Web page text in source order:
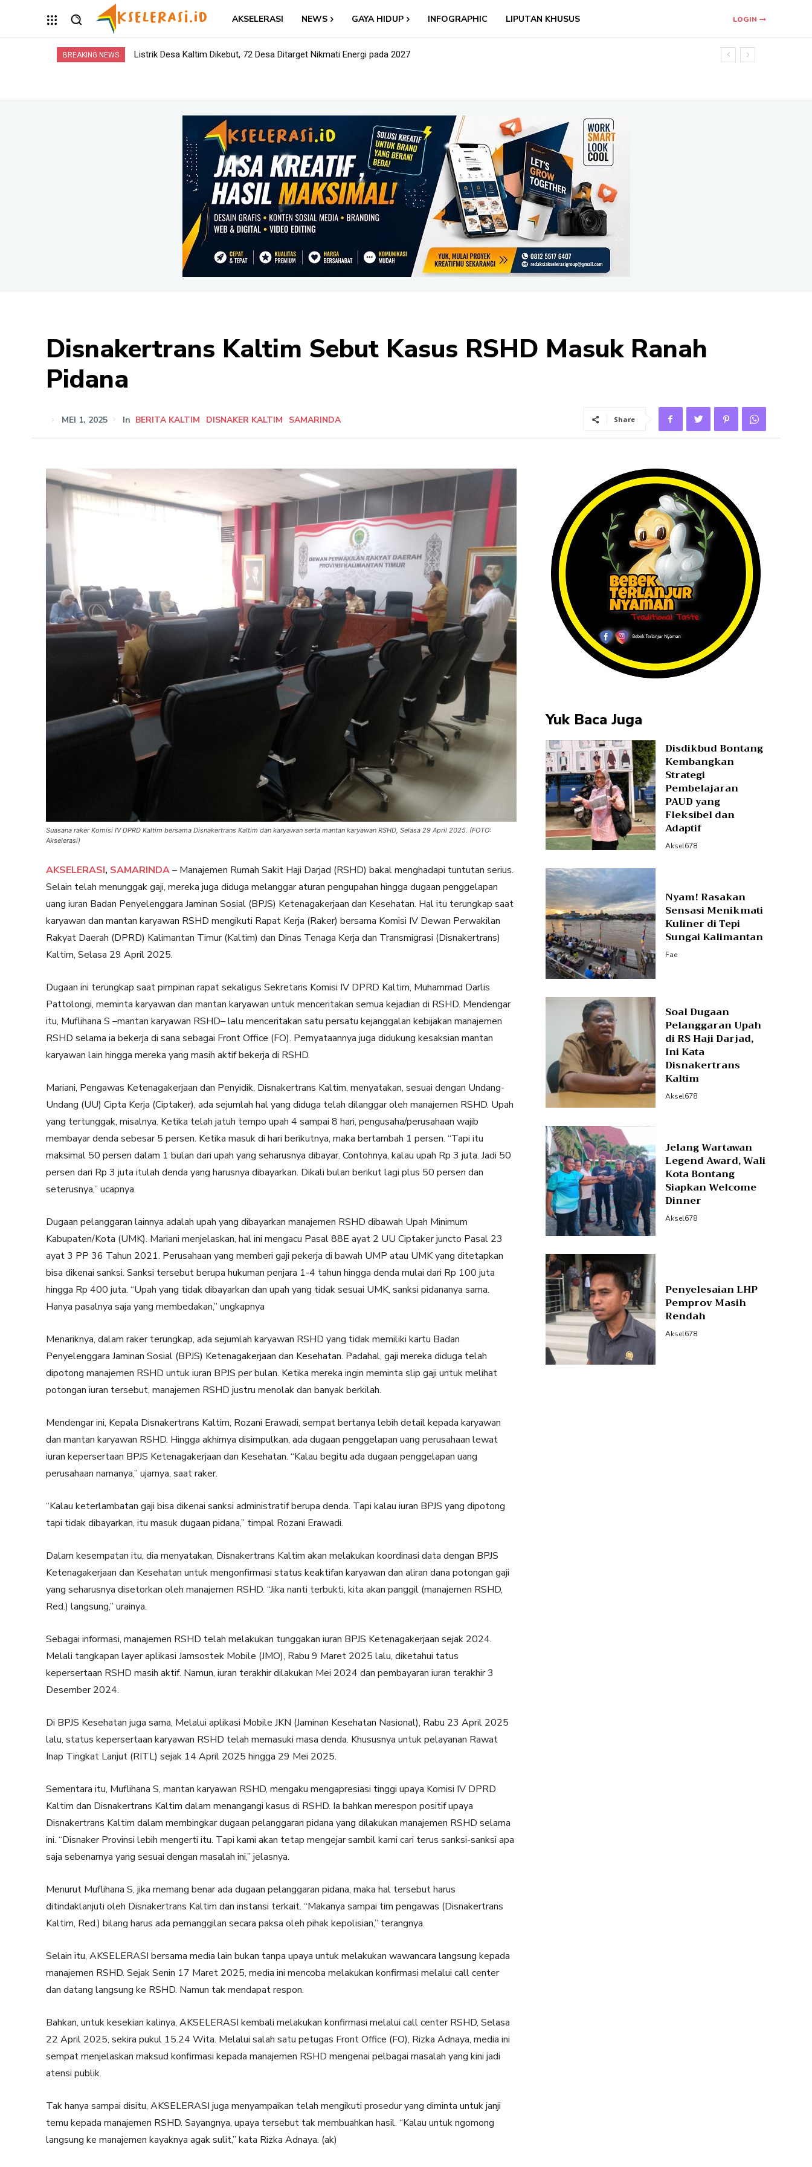
AKSELERASI NEWS GAYA HIDUP INFOGRAPHIC LIPUTAN KHUSUS LOGIN
BREAKING NEWS Listrik Desa Kaltim Dikebut, 72 Desa Ditarget Nikmati Energi pada 2027
Opini: Dari Plaza Mulia ke Go Mall: Nama Baru, Ujian Lama
Disnakertrans Kaltim Sebut Kasus RSHD Masuk Ranah
Pidana
MEI 1, 2025 In BERITA KALTIM DISNAKER KALTIM SAMARINDA Share
Suasana raker Komisi IV DPRD Kaltim bersama Disnakertrans Kaltim dan karyawan serta mantan karyawan RSHD, Selasa 29 April 2025. (FOTO:
Akselerasi)
AKSELERASI, SAMARINDA– Manajemen Rumah Sakit Haji Darjad (RSHD) bakal menghadapi tuntutan serius.
Selain telah menunggak gaji, mereka juga diduga melanggar aturan pengupahan hingga dugaan penggelapan
uang iuran Badan Penyelenggara Jaminan Sosial (BPJS) Ketenagakerjaan dan Kesehatan. Hal itu terungkap saat
karyawan dan mantan karyawan RSHD mengikuti Rapat Kerja (Raker) bersama Komisi IV Dewan Perwakilan
Rakyat Daerah (DPRD) Kalimantan Timur (Kaltim) dan Dinas Tenaga Kerja dan Transmigrasi (Disnakertrans)
Kaltim, Selasa 29 April 2025.
Dugaan ini terungkap saat pimpinan rapat sekaligus Sekretaris Komisi IV DPRD Kaltim, Muhammad Darlis
Pattolongi, meminta karyawan dan mantan karyawan untuk menceritakan semua kejadian di RSHD. Mendengar
itu, Muflihana S –mantan karyawan RSHD– lalu menceritakan satu persatu kejanggalan kebijakan manajemen
RSHD selama ia bekerja di sana sebagai Front Office (FO). Pernyataannya juga didukung kesaksian mantan
karyawan lain hingga mereka yang masih aktif bekerja di RSHD.
Mariani, Pengawas Ketenagakerjaan dan Penyidik, Disnakertrans Kaltim, menyatakan, sesuai dengan Undang-
Undang (UU) Cipta Kerja (Ciptaker), ada sejumlah hal yang diduga telah dilanggar oleh manajemen RSHD. Upah
yang tertunggak, misalnya. Ketika telah jatuh tempo upah 4 sampai 8 hari, pengusaha/perusahaan wajib
membayar denda sebesar 5 persen. Ketika masuk di hari berikutnya, maka bertambah 1 persen. “Tapi itu
maksimal 50 persen dalam 1 bulan dari upah yang seharusnya dibayar. Contohnya, kalau upah Rp 3 juta. Jadi 50
persen dari Rp 3 juta itulah denda yang harusnya dibayarkan. Dikali bulan berikut lagi plus 50 persen dan
seterusnya,” ucapnya.
Dugaan pelanggaran lainnya adalah upah yang dibayarkan manajemen RSHD dibawah Upah Minimum
Kabupaten/Kota (UMK). Mariani menjelaskan, hal ini mengacu Pasal 88E ayat 2 UU Ciptaker juncto Pasal 23
ayat 3 PP 36 Tahun 2021. Perusahaan yang memberi gaji pekerja di bawah UMP atau UMK yang ditetapkan
bisa dikenai sanksi. Sanksi tersebut berupa hukuman penjara 1-4 tahun hingga denda mulai dari Rp 100 juta
hingga Rp 400 juta. “Upah yang tidak dibayarkan dan upah yang tidak sesuai UMK, sanksi pidananya sama.
Hanya pasalnya saja yang membedakan,” ungkapnya
Menariknya, dalam raker terungkap, ada sejumlah karyawan RSHD yang tidak memiliki kartu Badan
Penyelenggara Jaminan Sosial (BPJS) Ketenagakerjaan dan Kesehatan. Padahal, gaji mereka diduga telah
dipotong manajemen RSHD untuk iuran BPJS per bulan. Ketika mereka ingin meminta slip gaji untuk melihat
potongan iuran tersebut, manajemen RSHD justru menolak dan banyak berkilah.
Mendengar ini, Kepala Disnakertrans Kaltim, Rozani Erawadi, sempat bertanya lebih detail kepada karyawan
dan mantan karyawan RSHD. Hingga akhirnya disimpulkan, ada dugaan penggelapan uang perusahaan lewat
iuran kepersertaan BPJS Ketenagakerjaan dan Kesehatan. “Kalau begitu ada dugaan penggelapan uang
perusahaan namanya,” ujarnya, saat raker.
“Kalau keterlambatan gaji bisa dikenai sanksi administratif berupa denda. Tapi kalau iuran BPJS yang dipotong
tapi tidak dibayarkan, itu masuk dugaan pidana,” timpal Rozani Erawadi.
Dalam kesempatan itu, dia menyatakan, Disnakertrans Kaltim akan melakukan koordinasi data dengan BPJS
Ketenagakerjaan dan Kesehatan untuk mengonfirmasi status keaktifan karyawan dan aliran dana potongan gaji
yang seharusnya disetorkan oleh manajemen RSHD. “Jika nanti terbukti, kita akan panggil (manajemen RSHD,
Red.) langsung,” urainya.
Sebagai informasi, manajemen RSHD telah melakukan tunggakan iuran BPJS Ketenagakerjaan sejak 2024.
Melali tangkapan layer aplikasi Jamsostek Mobile (JMO), Rabu 9 Maret 2025 lalu, diketahui tatus
kepersertaan RSHD masih aktif. Namun, iuran terakhir dilakukan Mei 2024 dan pembayaran iuran terakhir 3
Desember 2024.
Di BPJS Kesehatan juga sama, Melalui aplikasi Mobile JKN (Jaminan Kesehatan Nasional), Rabu 23 April 2025
lalu, status kepersertaan karyawan RSHD telah memasuki masa denda. Khususnya untuk pelayanan Rawat
Inap Tingkat Lanjut (RITL) sejak 14 April 2025 hingga 29 Mei 2025.
Sementara itu, Muflihana S, mantan karyawan RSHD, mengaku mengapresiasi tinggi upaya Komisi IV DPRD
Kaltim dan Disnakertrans Kaltim dalam menangangi kasus di RSHD. Ia bahkan merespon positif upaya
Disnakertrans Kaltim dalam membingkar dugaan pelanggaran pidana yang dilakukan manajemen RSHD selama
ini. “Disnaker Provinsi lebih mengerti itu. Tapi kami akan tetap mengejar sambil kami cari terus sanksi-sanksi apa
saja sebenarnya yang sesuai dengan masalah ini,” jelasnya.
Menurut Muflihana S, jika memang benar ada dugaan pelanggaran pidana, maka hal tersebut harus
ditindaklanjuti oleh Disnakertrans Kaltim dan instansi terkait. “Makanya sampai tim pengawas (Disnakertrans
Kaltim, Red.) bilang harus ada pemanggilan secara paksa oleh pihak kepolisian,” terangnya.
Selain itu, AKSELERASI bersama media lain bukan tanpa upaya untuk melakukan wawancara langsung kepada
manajemen RSHD. Sejak Senin 17 Maret 2025, media ini mencoba melakukan konfirmasi melalui call center
dan datang langsung ke RSHD. Namun tak mendapat respon.
Bahkan, untuk kesekian kalinya, AKSELERASI kembali melakukan konfirmasi melalui call center RSHD, Selasa
22 April 2025, sekira pukul 15.24 Wita. Melalui salah satu petugas Front Office (FO), Rizka Adnaya, media ini
sempat menjelaskan maksud konfirmasi kepada manajemen RSHD mengenai pelbagai masalah yang kini jadi
atensi publik.
Tak hanya sampai disitu, AKSELERASI juga menyampaikan telah mengikuti prosedur yang diminta untuk janji
temu kepada manajemen RSHD. Sayangnya, upaya tersebut tak membuahkan hasil. “Kalau untuk ngomong
langsung ke manajemen kayaknya agak sulit,” kata Rizka Adnaya. (ak)
Yuk Baca Juga
Disdikbud Bontang
Kembangkan
Strategi
Pembelajaran
PAUD yang
Fleksibel dan
Adaptif
Aksel678
Nyam! Rasakan
Sensasi Menikmati
Kuliner di Tepi
Sungai Kalimantan
Fae
Soal Dugaan
Pelanggaran Upah
di RS Haji Darjad,
Ini Kata
Disnakertrans
Kaltim
Aksel678
Jelang Wartawan
Legend Award, Wali
Kota Bontang
Siapkan Welcome
Dinner
Aksel678
Penyelesaian LHP
Pemprov Masih
Rendah
Aksel678